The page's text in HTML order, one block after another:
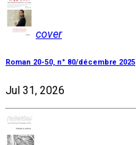
cover
Roman 20-50, n° 80/décembre 2025
Jul 31, 2026